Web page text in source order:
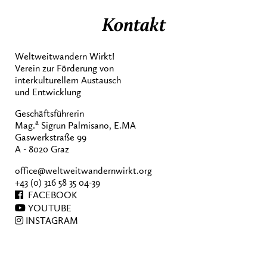
Kontakt
Weltweitwandern Wirkt!
Verein zur Förderung von
interkulturellem Austausch
und Entwicklung
Geschäftsführerin
Mag.a Sigrun Palmisano, E.MA
Gaswerkstraße 99
A - 8020 Graz
office@weltweitwandernwirkt.org
+43 (0) 316 58 35 04-39
FACEBOOK
YOUTUBE
INSTAGRAM